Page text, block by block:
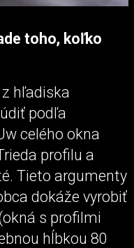
toho, koľko
z hľadiska
podľa
celého okna
profilu a
Tieto argumenty
dokáže vyrobiť
s profilmi
hĺbkou 80